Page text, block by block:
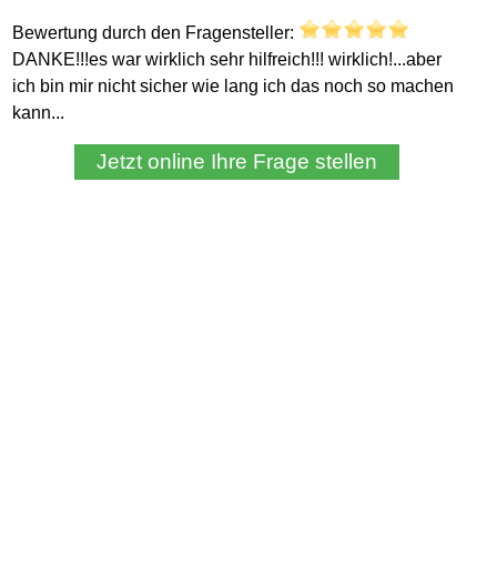
Bewertung durch den Fragensteller:
DANKE!!!es war wirklich sehr hilfreich!!! wirklich!...aber
ich bin mir nicht sicher wie lang ich das noch so machen
kann...